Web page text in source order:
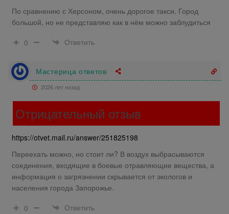
По сравнению с Херсоном, очень дорогое такси. Город
большой, но не представляю как в нём можно заблудиться
0
Ответить
Мастерица ответов
2026 лет назад
Отрицательный отзыв
https://otvet.mail.ru/answer/251825198
Переехать можно, но стоит ли? В воздух выбрасываются
соединения, входящие в боевые отравляющие вещества, а
информация о загрязнении скрывается от экологов и
населения города Запорожье.
0
Ответить